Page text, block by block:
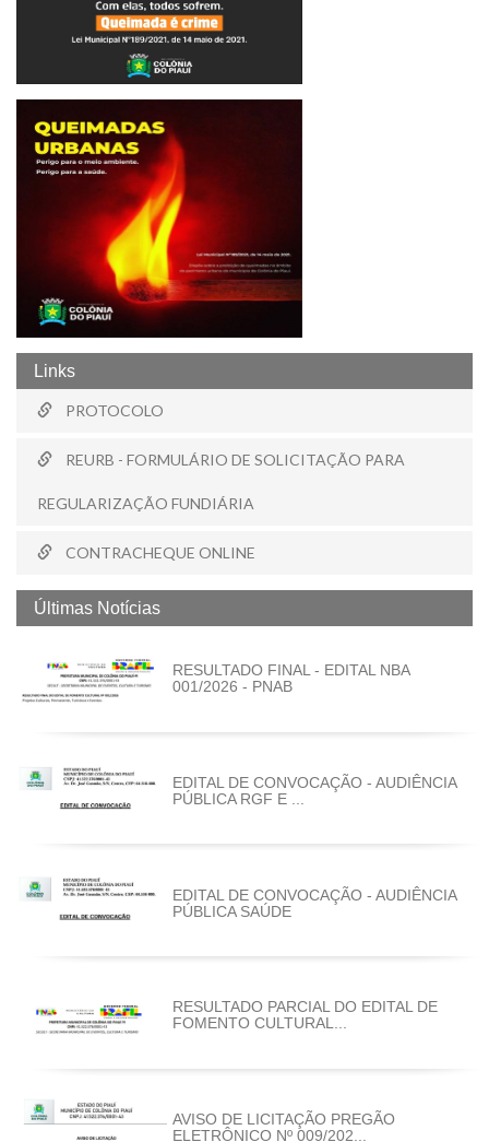
Links
PROTOCOLO
REURB - FORMULÁRIO DE SOLICITAÇÃO PARA
REGULARIZAÇÃO FUNDIÁRIA
CONTRACHEQUE ONLINE
Últimas Notícias
RESULTADO FINAL - EDITAL NBA
001/2026 - PNAB
EDITAL DE CONVOCAÇÃO - AUDIÊNCIA
PÚBLICA RGF E ...
EDITAL DE CONVOCAÇÃO - AUDIÊNCIA
PÚBLICA SAÚDE
RESULTADO PARCIAL DO EDITAL DE
FOMENTO CULTURAL...
AVISO DE LICITAÇÃO PREGÃO
ELETRÔNICO Nº 009/202...